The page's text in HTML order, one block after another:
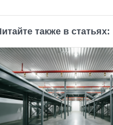
также в статьях: